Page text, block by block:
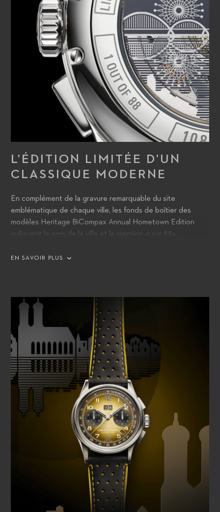
L’ÉDITION LIMITÉE D’UN
CLASSIQUE MODERNE
En complément de la gravure remarquable du site
emblématique de chaque ville, les fonds de boîtier des
modèles Heritage BiCompax Annual Hometown Edition
indiquent le nom de la ville et la mention «1 sur 88».
EN SAVOIR PLUS